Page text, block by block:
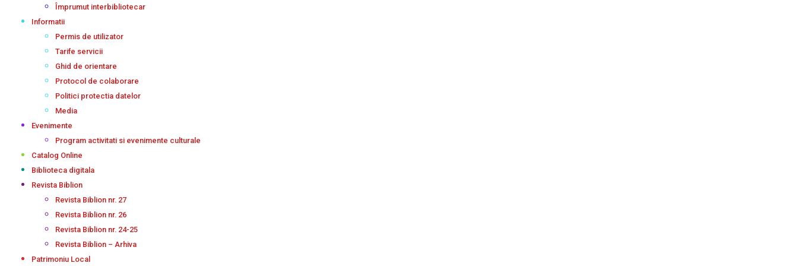
Împrumut interbibliotecar
Informatii
Permis de utilizator
Tarife servicii
Ghid de orientare
Protocol de colaborare
Politici protectia datelor
Media
Evenimente
Program activitati si evenimente culturale
Catalog Online
Biblioteca digitala
Revista Biblion
Revista Biblion nr. 27
Revista Biblion nr. 26
Revista Biblion nr. 24-25
Revista Biblion – Arhiva
Patrimoniu Local